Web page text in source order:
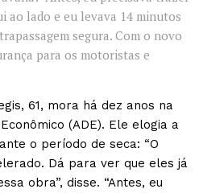
ao lado e eu levava 14 minutos
segura. Com o novo
para os motoristas e
61, mora há dez anos na
(ADE). Ele elogia a
o período de seca: “O
Dá para ver que eles já
obra”, disse. “Antes, eu